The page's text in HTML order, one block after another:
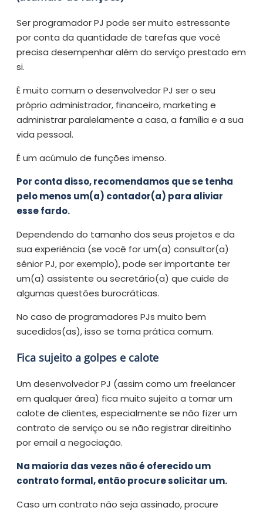
Ser programador PJ pode ser muito estressante
por conta da quantidade de tarefas que você
precisa desempenhar além do serviço prestado em
si.
É muito comum o desenvolvedor PJ ser o seu
próprio administrador, financeiro, marketing e
administrar paralelamente a casa, a família e a sua
vida pessoal.
É um acúmulo de funções imenso.
Por conta disso, recomendamos que se tenha
pelo menos um(a) contador(a) para aliviar
esse fardo.
Dependendo do tamanho dos seus projetos e da
sua experiência (se você for um(a) consultor(a)
sênior PJ, por exemplo), pode ser importante ter
um(a) assistente ou secretário(a) que cuide de
algumas questões burocráticas.
No caso de programadores PJs muito bem
sucedidos(as), isso se torna prática comum.
Fica sujeito a golpes e calote
Um desenvolvedor PJ (assim como um freelancer
em qualquer área) fica muito sujeito a tomar um
calote de clientes, especialmente se não fizer um
contrato de serviço ou se não registrar direitinho
por email a negociação.
Na maioria das vezes não é oferecido um
contrato formal, então procure solicitar um.
Caso um contrato não seja assinado, procure